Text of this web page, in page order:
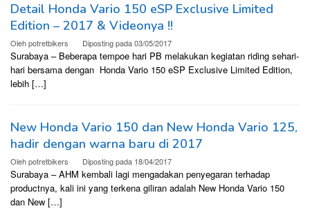
Detail Honda Vario 150 eSP Exclusive Limited
Edition – 2017 & Videonya !!
Olehpotretbikers Diposting pada03/05/2017
Surabaya – Beberapa tempoe hari PB melakukan kegiatan riding sehari-
hari bersama dengan Honda Vario 150 eSP Exclusive Limited Edition,
lebih […]
New Honda Vario 150 dan New Honda Vario 125,
hadir dengan warna baru di 2017
Olehpotretbikers Diposting pada 18/04/2017
Surabaya – AHM kembali lagi mengadakan penyegaran terhadap
productnya, kali ini yang terkena giliran adalah New Honda Vario 150
dan New […]